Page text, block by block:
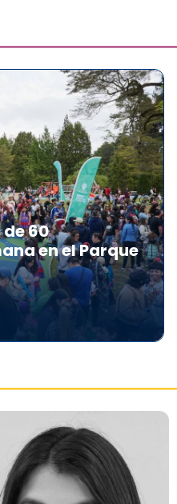
60
en el Parque